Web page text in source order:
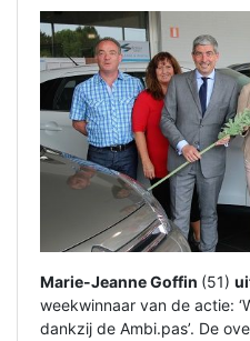
Marie-Jeanne Goffin (51)
weekwinnaar van de actie:
dankzij de Ambi.pas’. De